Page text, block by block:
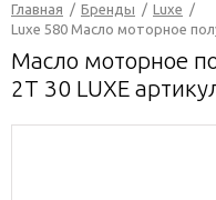
Главная / Бренды / Luxe /
Luxe 580 Масло моторное
Масло моторное
2T 30 LUXE